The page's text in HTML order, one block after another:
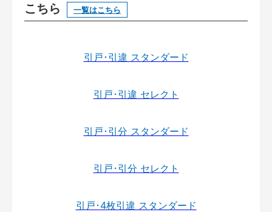
こちら
一覧はこちら
引戸･引違 スタンダード
引戸･引違 セレクト
引戸･引分 スタンダード
引戸･引分 セレクト
引戸･4枚引違 スタンダード